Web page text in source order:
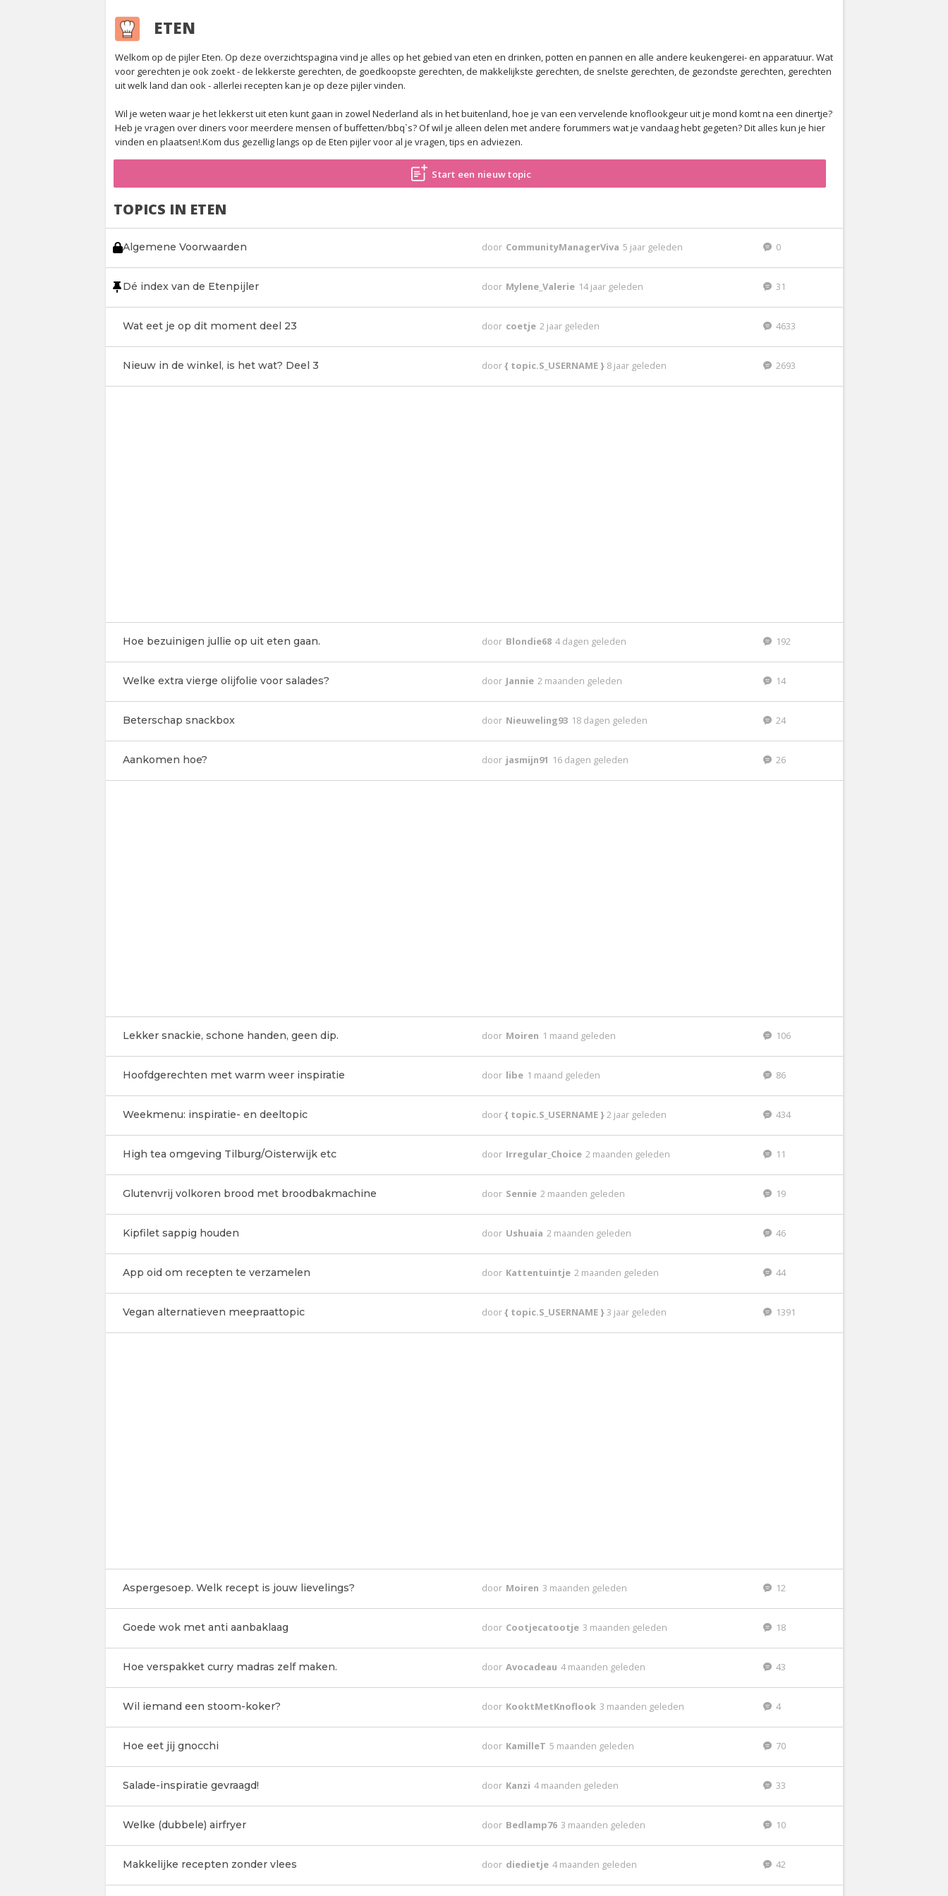
ETEN
Welkom op de pijler Eten. Op deze overzichtspagina vind je alles op het gebied van eten en drinken, potten en pannen en alle andere keukengerei- en apparatuur. Wat
voor gerechten je ook zoekt - de lekkerste gerechten, de goedkoopste gerechten, de makkelijkste gerechten, de snelste gerechten, de gezondste gerechten, gerechten
uit welk land dan ook - allerlei recepten kan je op deze pijler vinden.
Wil je weten waar je het lekkerst uit eten kunt gaan in zowel Nederland als in het buitenland, hoe je van een vervelende knoflookgeur uit je mond komt na een dinertje?
Heb je vragen over diners voor meerdere mensen of buffetten/bbq`s? Of wil je alleen delen met andere forummers wat je vandaag hebt gegeten? Dit alles kun je hier
vinden en plaatsen!.Kom dus gezellig langs op de Eten pijler voor al je vragen, tips en adviezen.
Start een nieuw topic
TOPICS IN ETEN
Algemene Voorwaarden door CommunityManagerViva 5 jaar geleden 0
Dé index van de Etenpijler door Mylene_Valerie 14 jaar geleden 31
Wat eet je op dit moment deel 23 door coetje 2 jaar geleden 4633
Nieuw in de winkel, is het wat? Deel 3 door{ topic.S_USERNAME } 8 jaar geleden 2693
Hoe bezuinigen jullie op uit eten gaan. door Blondie68 4 dagen geleden 192
Welke extra vierge olijfolie voor salades? door Jannie 2 maanden geleden 14
Beterschap snackbox door Nieuweling93 18 dagen geleden 24
Aankomen hoe? door jasmijn91 16 dagen geleden 26
Lekker snackie, schone handen, geen dip. door Moiren 1 maand geleden 106
Hoofdgerechten met warm weer inspiratie door libe 1 maand geleden 86
Weekmenu: inspiratie- en deeltopic door{ topic.S_USERNAME }2 jaar geleden 434
High tea omgeving Tilburg/Oisterwijk etc door Irregular_Choice 2 maanden geleden 11
Glutenvrij volkoren brood met broodbakmachine door Sennie 2 maanden geleden 19
Kipfilet sappig houden door Ushuaia 2 maanden geleden 46
App oid om recepten te verzamelen door Kattentuintje 2 maanden geleden 44
Vegan alternatieven meepraattopic door{ topic.S_USERNAME }3 jaar geleden 1391
Aspergesoep. Welk recept is jouw lievelings? door Moiren 3 maanden geleden 12
Goede wok met anti aanbaklaag door Cootjecatootje 3 maanden geleden 18
Hoe verspakket curry madras zelf maken. door Avocadeau 4 maanden geleden 43
Wil iemand een stoom-koker? door KooktMetKnoflook 3 maanden geleden 4
Hoe eet jij gnocchi door KamilleT 5 maanden geleden 70
Salade-inspiratie gevraagd! door Kanzi 4 maanden geleden 33
Welke (dubbele) airfryer door Bedlamp76 3 maanden geleden 10
Makkelijke recepten zonder vlees door diedietje 4 maanden geleden 42